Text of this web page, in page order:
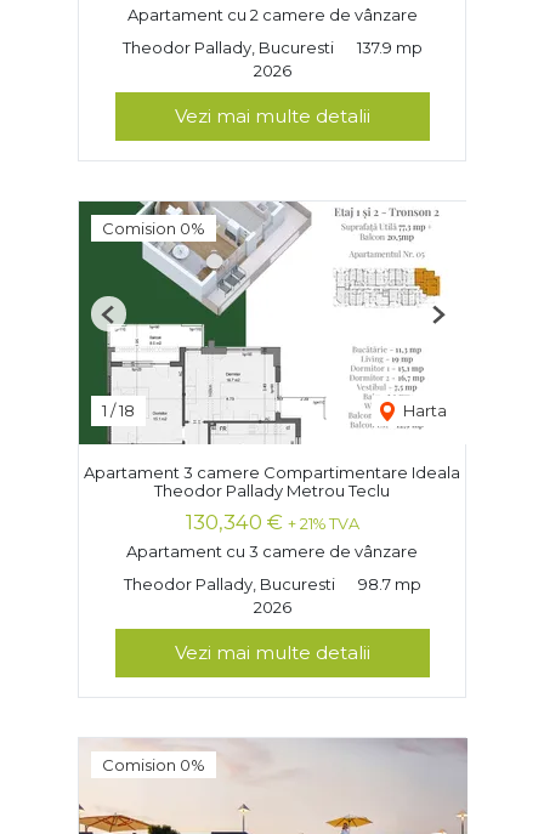
Apartament cu 2 camere de vânzare
Theodor Pallady, Bucuresti
137.9 mp
2026
Vezi mai multe detalii
Comision 0%
1 /18 Harta
Previous Next
Apartament 3 camere Compartimentare Ideala
Theodor Pallady Metrou Teclu
130,340 € + 21% TVA
Apartament cu 3 camere de vânzare
Theodor Pallady, Bucuresti
98.7 mp
2026
Vezi mai multe detalii
Comision 0%